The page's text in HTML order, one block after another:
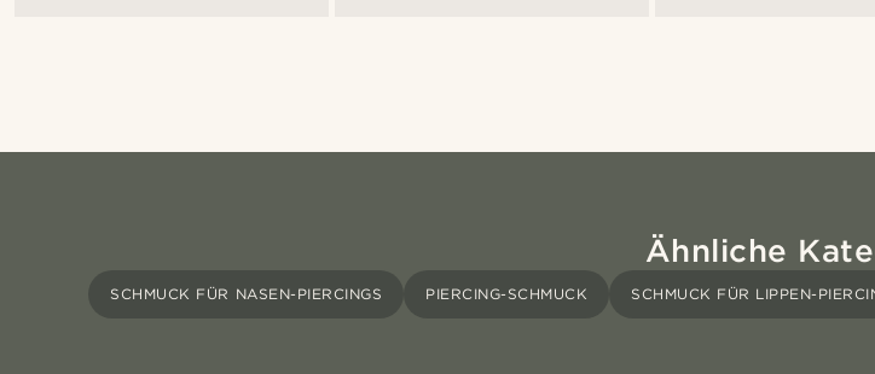
Ähnliche
SCHMUCK FÜR NASEN-PIERCINGS PIERCING-SCHMUCK SCHMUCK FÜR LIPPEN-